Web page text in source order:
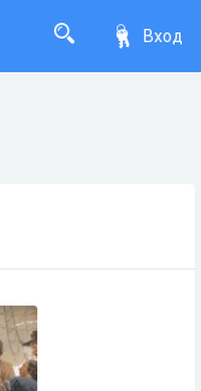
Вход